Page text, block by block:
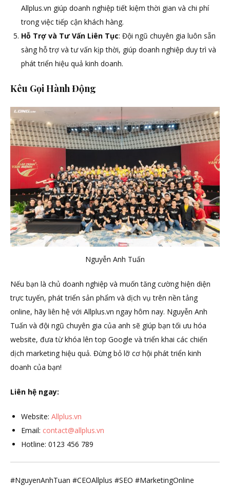
Allplus.vn giúp doanh nghiệp tiết kiệm thời gian và chi phí
trong việc tiếp cận khách hàng.
Hỗ Trợ và Tư Vấn Liên Tục: Đội ngũ chuyên gia luôn sẵn
sàng hỗ trợ và tư vấn kịp thời, giúp doanh nghiệp duy trì và
phát triển hiệu quả kinh doanh.
Kêu Gọi Hành Động
Nguyễn Anh Tuấn
Nếu bạn là chủ doanh nghiệp và muốn tăng cường hiện diện
trực tuyến, phát triển sản phẩm và dịch vụ trên nền tảng
online, hãy liên hệ với Allplus.vn ngay hôm nay. Nguyễn Anh
Tuấn và đội ngũ chuyên gia của anh sẽ giúp bạn tối ưu hóa
website, đưa từ khóa lên top Google và triển khai các chiến
dịch marketing hiệu quả. Đừng bỏ lỡ cơ hội phát triển kinh
doanh của bạn!
Liên hệ ngay:
Website: Allplus.vn
Email: contact@allplus.vn
Hotline: 0123 456 789
#NguyenAnhTuan #CEOAllplus #SEO #MarketingOnline